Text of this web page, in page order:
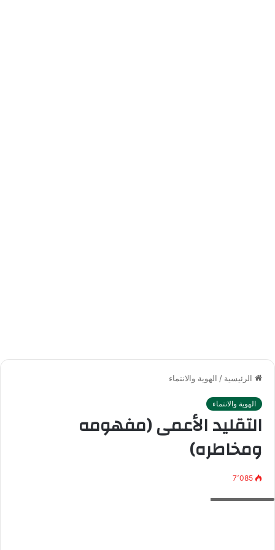
الرئيسية / الهوية والانتماء
الهوية والانتماء
التقليد الأعمى (مفهومه
ومخاطره)
7٬085